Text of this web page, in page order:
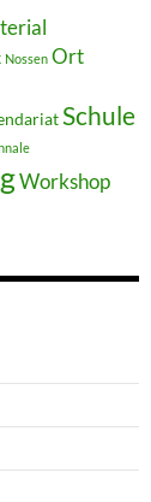
Nossen Ort
Schule
Workshop